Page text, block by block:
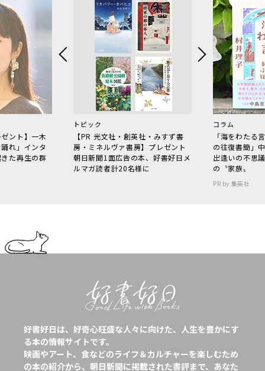
ント】一木
れ」インタ
た再生の群
トピック
【PR 光文社・創英社・みすず書
房・ミネルヴァ書房】プレゼント
朝日新聞1面広告の本、好書好日メ
ルマガ読者計20名様に
コラム
「海をわた
の往復書簡」
出逢いの不思
の〝家族〟
PR by 集英社
好書好日は、好奇心旺盛な人々に向けた、人生を豊かにす
る本の情報サイトです。
映画やアート、食などのライフ＆カルチャーを楽しむため
の本の紹介から、朝日新聞に掲載された書評まで、あなた